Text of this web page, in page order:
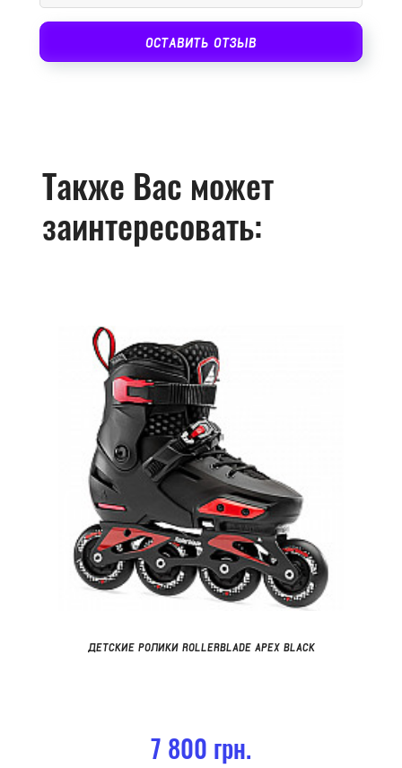
ОСТАВИТЬ ОТЗЫВ
Также Вас может
заинтересовать:
ДЕТСКИЕ РОЛИКИ ROLLERBLADE APEX BLACK
7 800 грн.